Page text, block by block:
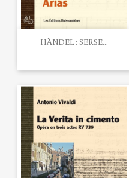
HÄNDEL : SERSE...